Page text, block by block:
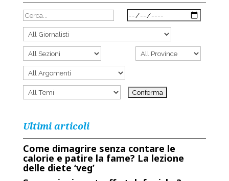
Ultimi articoli
Come dimagrire senza contare le
calorie e patire la fame? La lezione
delle diete ‘veg’